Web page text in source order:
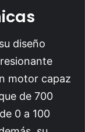
diseño
motor capaz
de 700
0 a 100